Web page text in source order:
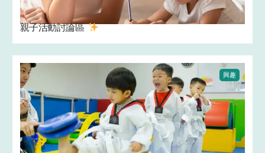
親子活動討論區 ‍
興趣